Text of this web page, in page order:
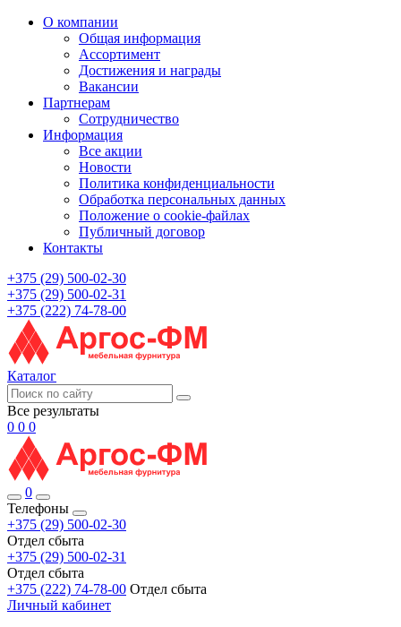
О компании
Общая информация
Ассортимент
Достижения и награды
Вакансии
Партнерам
Сотрудничество
Информация
Все акции
Новости
Политика конфиденциальности
Обработка персональных данных
Положение о cookie-файлах
Публичный договор
Контакты
+375 (29) 500-02-30
+375 (29) 500-02-31
+375 (222) 74-78-00
Каталог
Все результаты
0 0 0
0
Телефоны
+375 (29) 500-02-30
Отдел сбыта
+375 (29) 500-02-31
Отдел сбыта
+375 (222) 74-78-00 Отдел сбыта
Личный кабинет